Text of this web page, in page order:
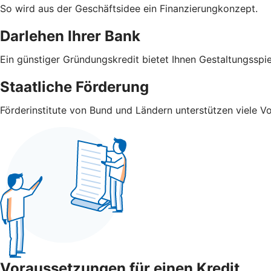
So wird aus der Geschäftsidee ein Finanzierungkonzept.
Darlehen Ihrer Bank
Ein günstiger Gründungskredit bietet Ihnen
Staatliche Förderung
Förderinstitute von Bund und Ländern unterstützen viele